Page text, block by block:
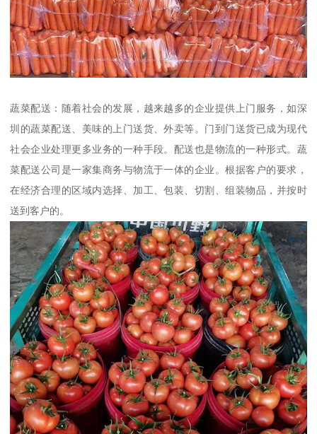
蔬菜配送：随着社会的发展，越来越多的企业提供上门服务，如深
圳的蔬菜配送、美味的上门送货、外卖等。门到门送货已成为现代
社会企业处理更多业务的一种手段。配送也是物流的一种形式。蔬
菜配送公司是一家集商务与物流于一体的企业。根据客户的要求，
在经济合理的区域内选择、加工、包装、切割、组装物品，并按时
送到客户的。